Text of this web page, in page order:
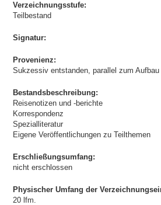
Verzeichnungsstufe:
Teilbestand
Signatur:
Provenienz:
Sukzessiv entstanden, parallel zum
Bestandsbeschreibung:
Reisenotizen und -berichte
Korrespondenz
Spezialliteratur
Eigene Veröffentlichungen zu Teilthemen
Erschließungsumfang:
nicht erschlossen
Physischer Umfang der
20 lfm.